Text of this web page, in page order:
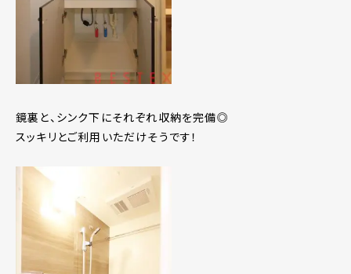
鏡裏と、シンク下にそれぞれ収納を完備◎
スッキリとご利用いただけそうです！